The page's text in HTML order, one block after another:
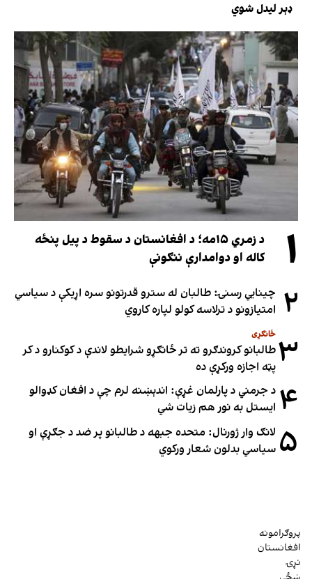
ډېر لیدل شوي
۱
د زمري ۱۵مه؛ د افغانستان د سقوط د پیل پنځه
کاله او دوامدارې ننګونې
۲ چینایي رسنۍ: طالبان له سترو قدرتونو سره اړیکې د سیاسي
امتیازونو د ترلاسه کولو لپاره کاروي
۳ ځانګړی
طالبانو کروندګرو ته تر ځانګړو شرایطو لاندې د کوکنارو د کر
پټه اجازه ورکړې ده
۴ د جرمني د پارلمان غړې: اندېښنه لرم چې د افغان کډوالو
ایستل به نور هم زیات شي
۵ لانګ وار ژورنال: متحده جبهه د طالبانو پر ضد د جګړې او
سیاسي بدلون شعار ورکوي
پروګرامونه
افغانستان
نړۍ